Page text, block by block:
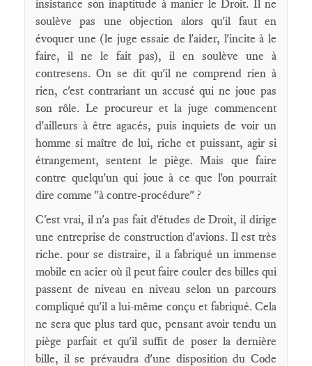
insistance son inaptitude à manier le Droit. Il ne
soulève pas une objection alors qu'il faut en
évoquer une (le juge essaie de l'aider, l'incite à le
faire, il ne le fait pas), il en soulève une à
contresens. On se dit qu'il ne comprend rien à
rien, c'est contrariant un accusé qui ne joue pas
son rôle. Le procureur et la juge commencent
d'ailleurs à être agacés, puis inquiets de voir un
homme si maître de lui, riche et puissant, agir si
étrangement, sentent le piège. Mais que faire
contre quelqu'un qui joue à ce que l'on pourrait
dire comme "à contre-procédure" ?
C'est vrai, il n'a pas fait d'études de Droit, il dirige
une entreprise de construction d'avions. Il est très
riche. pour se distraire, il a fabriqué un immense
mobile en acier où il peut faire couler des billes qui
passent de niveau en niveau selon un parcours
compliqué qu'il a lui-même conçu et fabriqué. Cela
ne sera que plus tard que, pensant avoir tendu un
piège parfait et qu'il suffit de poser la dernière
bille, il se prévaudra d'une disposition du Code